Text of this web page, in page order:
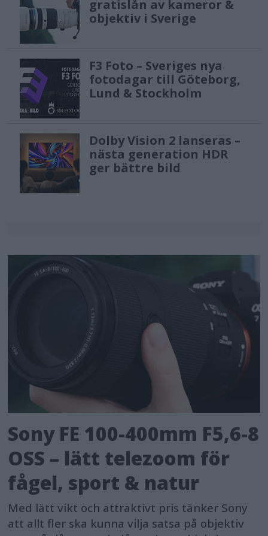
gratislån av kameror &
objektiv i Sverige
F3 Foto – Sveriges nya
fotodagar till Göteborg,
Lund & Stockholm
Dolby Vision 2 lanseras –
nästa generation HDR
ger bättre bild
Sony FE 100-400mm F5,6-8
OSS – lätt telezoom för
fågel, sport & natur
Med lätt vikt och attraktivt pris tänker Sony
att allt fler ska kunna vilja satsa på objektiv